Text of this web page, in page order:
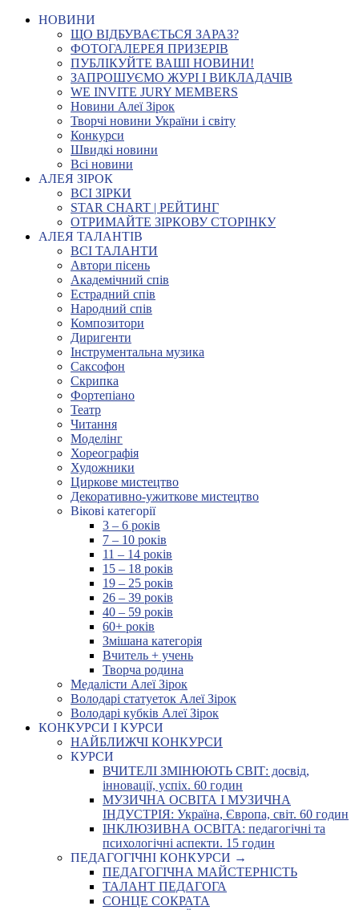
НОВИНИ
ЩО ВІДБУВАЄТЬСЯ ЗАРАЗ?
ФОТОГАЛЕРЕЯ ПРИЗЕРІВ
ПУБЛІКУЙТЕ ВАШІ НОВИНИ!
ЗАПРОШУЄМО ЖУРІ І ВИКЛАДАЧІВ
WE INVITE JURY MEMBERS
Новини Алеї Зірок
Творчі новини України і світу
Конкурси
Швидкі новини
Всі новини
АЛЕЯ ЗІРОК
ВСІ ЗІРКИ
STAR CHART | РЕЙТИНГ
ОТРИМАЙТЕ ЗІРКОВУ СТОРІНКУ
АЛЕЯ ТАЛАНТІВ
ВСІ ТАЛАНТИ
Автори пісень
Академічний спів
Естрадний спів
Народний спів
Композитори
Диригенти
Інструментальна музика
Саксофон
Скрипка
Фортепіано
Театр
Читання
Моделінг
Хореографія
Художники
Циркове мистецтво
Декоративно-ужиткове мистецтво
Вікові категорії
3 – 6 років
7 – 10 років
11 – 14 років
15 – 18 років
19 – 25 років
26 – 39 років
40 – 59 років
60+ років
Змішана категорія
Вчитель + учень
Творча родина
Медалісти Алеї Зірок
Володарі статуеток Алеї Зірок
Володарі кубків Алеї Зірок
КОНКУРСИ І КУРСИ
НАЙБЛИЖЧІ КОНКУРСИ
КУРСИ
ВЧИТЕЛІ ЗМІНЮЮТЬ СВІТ: досвід,
інновації, успіх. 60 годин
МУЗИЧНА ОСВІТА І МУЗИЧНА
ІНДУСТРІЯ: Україна, Європа, світ. 60 годин
ІНКЛЮЗИВНА ОСВІТА: педагогічні та
психологічні аспекти. 15 годин
ПЕДАГОГІЧНІ КОНКУРСИ →
ПЕДАГОГІЧНА МАЙСТЕРНІСТЬ
ТАЛАНТ ПЕДАГОГА
СОНЦЕ СОКРАТА